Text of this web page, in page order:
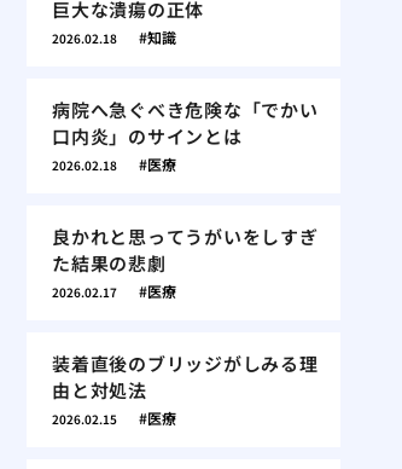
巨大な潰瘍の正体
2026.02.18 知識
病院へ急ぐべき危険な「でかい
口内炎」のサインとは
2026.02.18 医療
良かれと思ってうがいをしすぎ
た結果の悲劇
2026.02.17 医療
装着直後のブリッジがしみる理
由と対処法
2026.02.15 医療